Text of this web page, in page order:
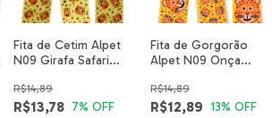
Fita de Cetim Alpet
N09 Girafa Safari
R$13,78
R$14,89
7% OFF
Fita de Gorgorão
Alpet N09 Onça
R$12,89
R$14,89
13% OFF